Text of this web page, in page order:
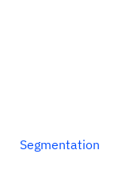
Segmentation